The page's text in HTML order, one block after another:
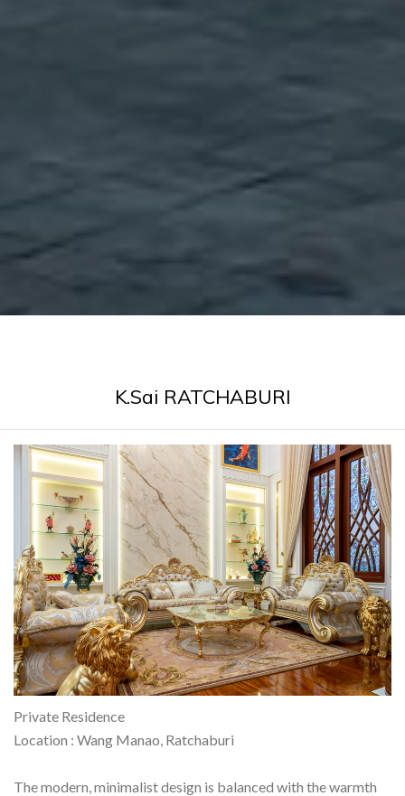
K.Sai RATCHABURI
Private Residence
Location : Wang Manao, Ratchaburi
The modern, minimalist design is balanced with the warmth